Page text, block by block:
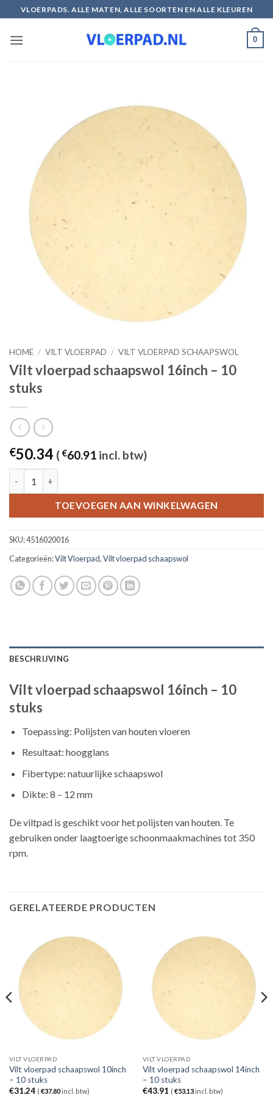
naar
inhoud
VLOERPADS. ALLE MATEN, ALLE SOORTEN EN ALLE KLEUREN
0
HOME / VILT VLOERPAD / VILT VLOERPAD SCHAAPSWOL
Vilt vloerpad schaapswol 16inch – 10
stuks
€50.34 ( €60.91 incl. btw)
TOEVOEGEN AAN WINKELWAGEN
SKU:4516020016
Categorieën:Vilt Vloerpad,Vilt vloerpad schaapswol
BESCHRIJVING
Vilt vloerpad schaapswol 16inch – 10
stuks
Toepassing: Polijsten van houten vloeren
Resultaat: hoogglans
Fibertype: natuurlijke schaapswol
Dikte: 8 – 12 mm
De viltpad is geschikt voor het polijsten van houten. Te
gebruiken onder laagtoerige schoonmaakmachines tot 350
rpm.
GERELATEERDE PRODUCTEN
VILT VLOERPAD
Vilt vloerpad schaapswol 10inch
– 10 stuks
€31.24 ( €37.80incl. btw)
VILT VLOERPAD
Vilt vloerpad schaapswol 14inch
– 10 stuks
€43.91 ( €53.13incl. btw)